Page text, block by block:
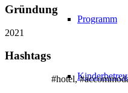
Programm
Gründung
2021
Hashtags
#hotel,